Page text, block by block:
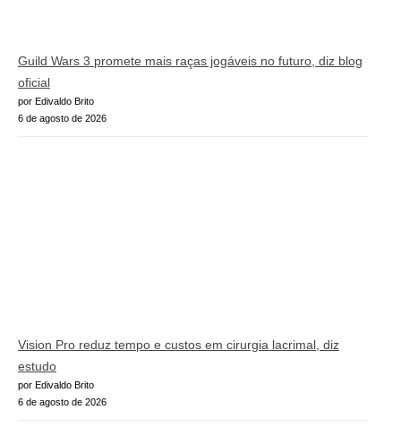
Guild Wars 3 promete mais raças jogáveis no futuro, diz blog
oficial
por Edivaldo Brito
6 de agosto de 2026
Vision Pro reduz tempo e custos em cirurgia lacrimal, diz
estudo
por Edivaldo Brito
6 de agosto de 2026